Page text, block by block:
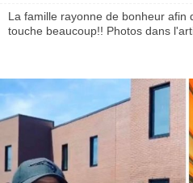
La famille rayonne de bonheur afin
touche beaucoup!! Photos dans